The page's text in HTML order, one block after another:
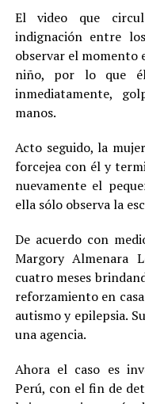
El video que
indignación entre
observar el momento
niño, por lo que
inmediatamente,
manos.
Acto seguido, la
forcejea con él y
nuevamente el
ella sólo observa la
De acuerdo con
Margory Almenara
cuatro meses
reforzamiento en
autismo y epilepsia.
una agencia.
Ahora el caso es
Perú, con el fin de